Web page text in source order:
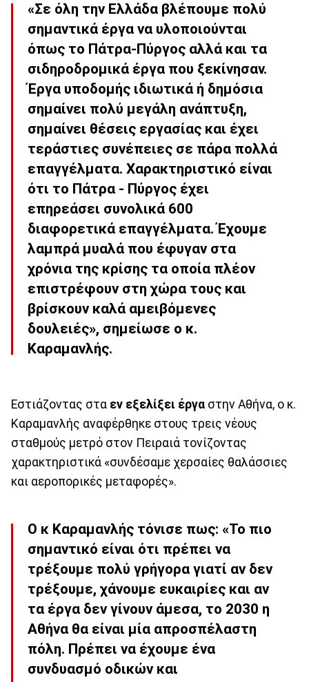
«Σε όλη την Ελλάδα βλέπουμε πολύ
σημαντικά έργα να υλοποιούνται
όπως το Πάτρα-Πύργος αλλά και τα
σιδηροδρομικά έργα που ξεκίνησαν.
Έργα υποδομής ιδιωτικά ή δημόσια
σημαίνει πολύ μεγάλη ανάπτυξη,
σημαίνει θέσεις εργασίας και έχει
τεράστιες συνέπειες σε πάρα πολλά
επαγγέλματα. Χαρακτηριστικό είναι
ότι το Πάτρα - Πύργος έχει
επηρεάσει συνολικά 600
διαφορετικά επαγγέλματα. Έχουμε
λαμπρά μυαλά που έφυγαν στα
χρόνια της κρίσης τα οποία πλέον
επιστρέφουν στη χώρα τους και
βρίσκουν καλά αμειβόμενες
δουλειές», σημείωσε ο κ.
Καραμανλής.
Εστιάζοντας στα εν εξελίξει έργα στην Αθήνα, ο κ.
Καραμανλής αναφέρθηκε στους τρεις νέους
σταθμούς μετρό στον Πειραιά τονίζοντας
χαρακτηριστικά «συνδέσαμε χερσαίες θαλάσσιες
και αεροπορικές μεταφορές».
Ο κ Καραμανλής τόνισε πως: «Το πιο
σημαντικό είναι ότι πρέπει να
τρέξουμε πολύ γρήγορα γιατί αν δεν
τρέξουμε, χάνουμε ευκαιρίες και αν
τα έργα δεν γίνουν άμεσα, το 2030 η
Αθήνα θα είναι μία απροσπέλαστη
πόλη. Πρέπει να έχουμε ένα
συνδυασμό οδικών και